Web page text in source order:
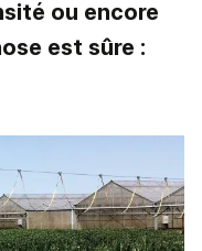
ou encore
est sûre :